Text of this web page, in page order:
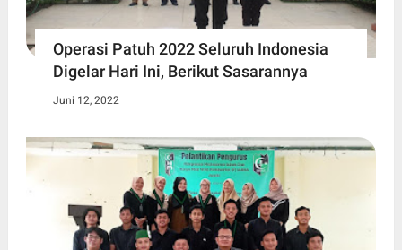
Operasi Patuh 2022 Seluruh Indonesia
Digelar Hari Ini, Berikut Sasarannya
Juni 12, 2022